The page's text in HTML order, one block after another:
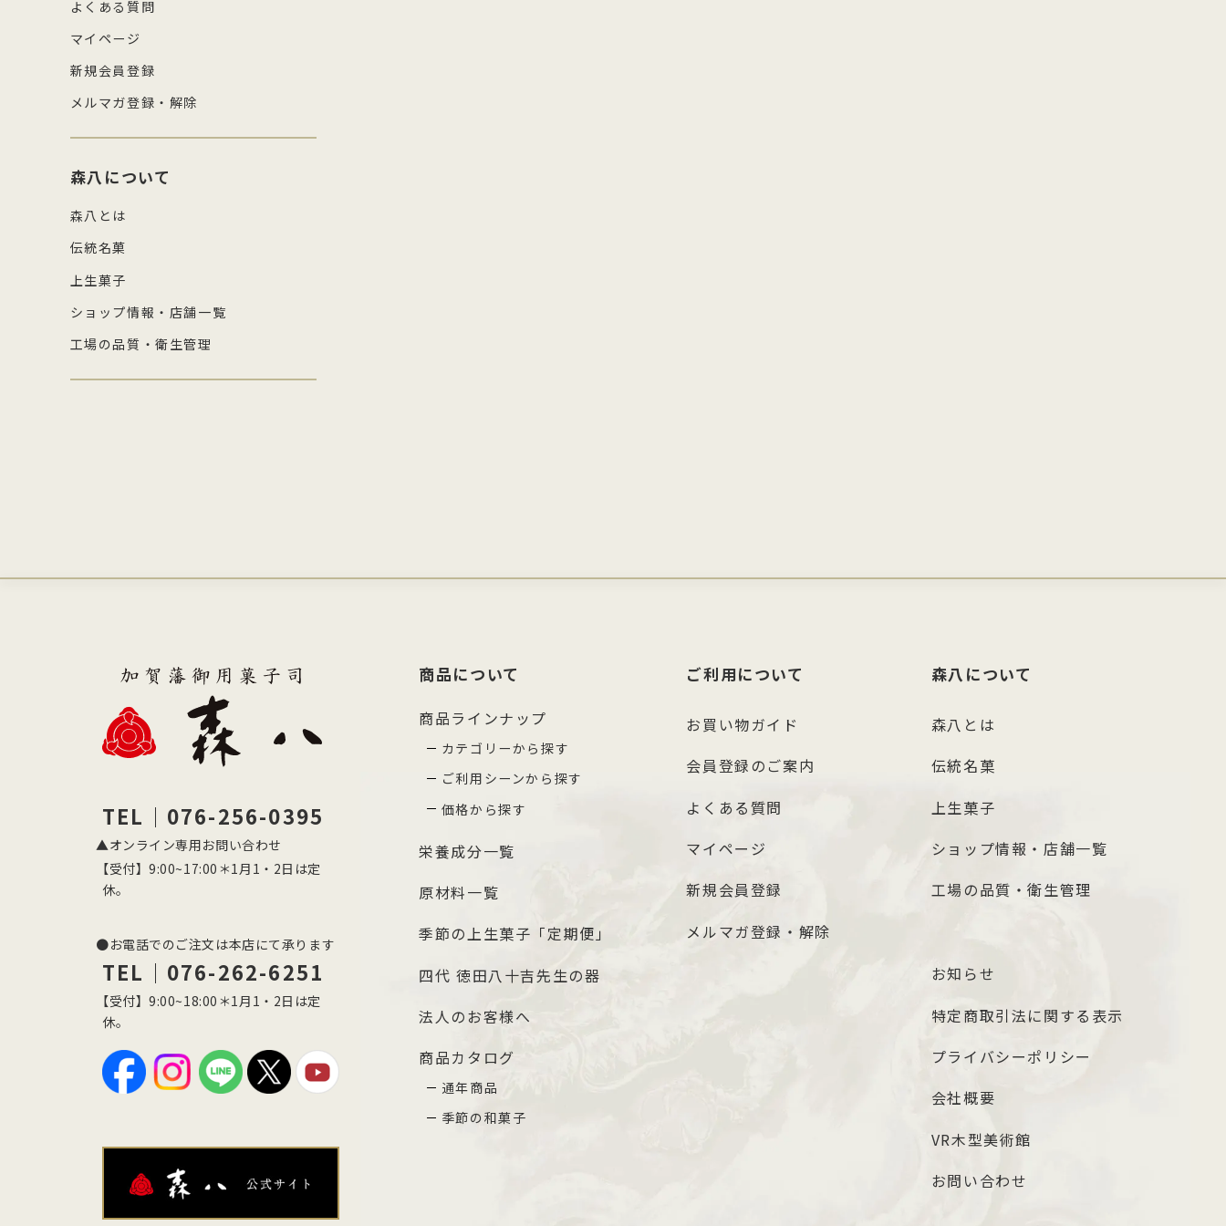
よくある質問
マイページ
新規会員登録
メルマガ登録・解除
森八について
森八とは
伝統名菓
上生菓子
ショップ情報・店舗一覧
工場の品質・衛生管理
TEL｜076-256-0395
▲オンライン専用お問い合わせ
【受付】9:00~17:00＊1月1・2日は定
休。
●お電話でのご注文は本店にて承ります
TEL｜076-262-6251
【受付】9:00~18:00＊1月1・2日は定
休。
商品について
商品ラインナップ
カテゴリーから探す
ご利用シーンから探す
価格から探す
栄養成分一覧
原材料一覧
季節の上生菓子「定期便」
四代 徳田八十吉先生の器
法人のお客様へ
商品カタログ
通年商品
季節の和菓子
ご利用について
お買い物ガイド
会員登録のご案内
よくある質問
マイページ
新規会員登録
メルマガ登録・解除
森八について
森八とは
伝統名菓
上生菓子
ショップ情報・店舗一覧
工場の品質・衛生管理
お知らせ
特定商取引法に関する表示
プライバシーポリシー
会社概要
VR木型美術館
お問い合わせ